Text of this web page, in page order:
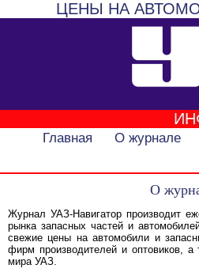
ЦЕНЫ НА
Главная О журнале
О
Журнал УАЗ-Навигатор производит
рынка запасных частей и
свежие цены на автомобили и
фирм производителей и оптовиков,
мира УАЗ.